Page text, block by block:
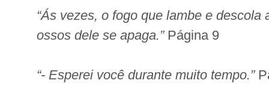
“Ás vezes, o fogo que lambe e descola
ossos dele se apaga.”Página 9
“- Esperei você durante muito tempo.”